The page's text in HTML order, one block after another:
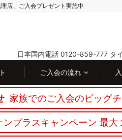
店、ご入会プレゼント実施中
日本国内電話 0120-859-777 タ
ご入会の流れ
家族でのご入会のビッグチ
プラスキャンペーン 最大